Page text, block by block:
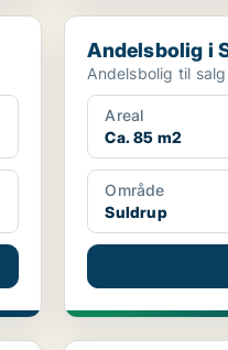
Andelsbolig i
Andelsbolig i
Andelsbolig til
Areal
Ca. 85 m2
Område
Suldrup